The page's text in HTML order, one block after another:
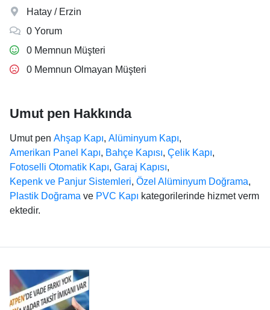
Hatay / Erzin
0 Yorum
0 Memnun Müşteri
0 Memnun Olmayan Müşteri
Umut pen Hakkında
Umut pen Ahşap Kapı, Alüminyum Kapı,
Amerikan Panel Kapı, Bahçe Kapısı, Çelik Kapı,
Fotoselli Otomatik Kapı, Garaj Kapısı,
Kepenk ve Panjur Sistemleri, Özel Alüminyum Doğrama,
Plastik Doğrama ve PVC Kapı kategorilerinde hizmet verm
ektedir.